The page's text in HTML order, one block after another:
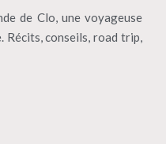
de Clo, une voyageuse
Récits, conseils, road trip,